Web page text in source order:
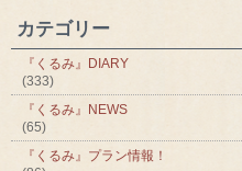
カテゴリー
『くるみ』DIARY
(333)
『くるみ』NEWS
(65)
『くるみ』プラン情報！